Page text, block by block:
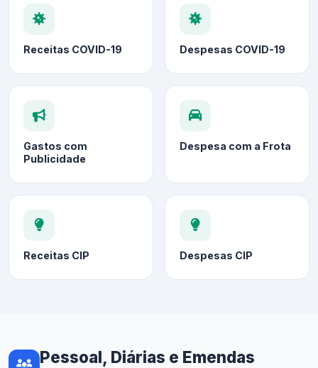
Receitas COVID-19 Despesas COVID-19
Gastos com
Publicidade
Despesa com a Frota
Receitas CIP Despesas CIP
Pessoal, Diárias e Emendas